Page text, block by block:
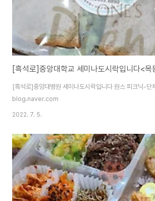
[흑석로]중앙대병원 세미나도시락입니다 원스 피크닉-단
blog.naver.com
2022. 7. 5.